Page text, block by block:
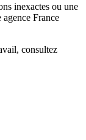
inexactes ou une
agence France
, consultez